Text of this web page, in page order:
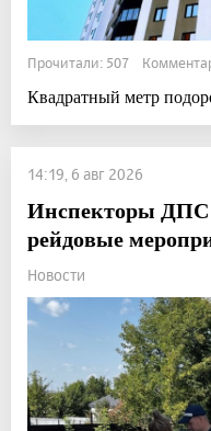
Прочитали: 507
Квадратный метр
14:19, 6 авг 2026
Инспекторы ДПС
рейдовые
Новости